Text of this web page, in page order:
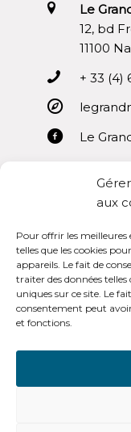
Le
12, bd
11100
+ 33 (4)
Le
OpenSub
aux
Pour offrir les meilleures
telles que les cookies
appareils. Le fait de
traiter des données
uniques sur ce site. Le
consentement peut
et fonctions.